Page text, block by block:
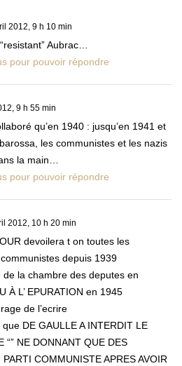
2012, 9 h 10 min
Aubrac…
pour pouvoir répondre
9 h 55 min
qu’en 1940 : jusqu’en 1941 et
les communistes et les nazis
la main…
pour pouvoir répondre
2012, 10 h 20 min
devoilera t on toutes les
depuis 1939
de la chambre des deputes en
À L’ EPURATION en 1945
de l’ecrire
DE GAULLE A INTERDIT LE
“” NE DONNANT QUE DES
COMMUNISTE APRES AVOIR